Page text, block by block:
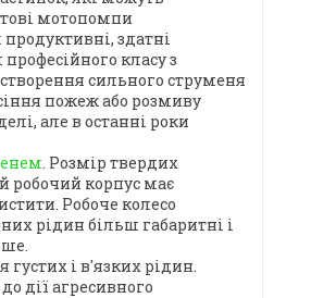
мотопомпи
здатні
класу з
сильного струменя
пожеж або розмиву
але в останні роки
. Розмір твердих
робочий корпус має
Робоче колесо
рідин більш габаритні і
і в'язких рідин.
дії агресивного